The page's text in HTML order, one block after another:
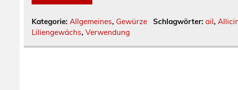
Kategorie:Allgemeines, Gewürze Schlagwörter: ail,
Liliengewächs,Verwendung